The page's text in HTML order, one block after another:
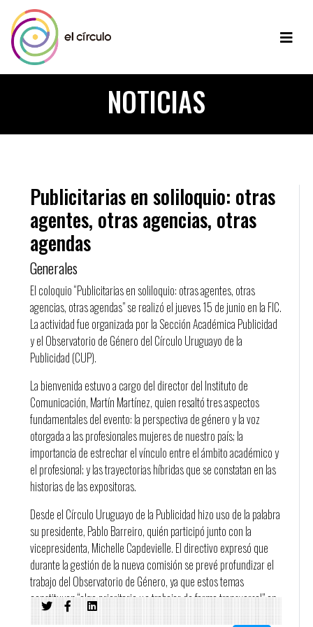
NOTICIAS
Publicitarias en soliloquio: otras
agentes, otras agencias, otras
agendas
Generales
El coloquio “Publicitarias en soliloquio: otras agentes, otras
agencias, otras agendas” se realizó el jueves 15 de junio en la FIC.
La actividad fue organizada por la Sección Académica Publicidad
y el Observatorio de Género del Círculo Uruguayo de la
Publicidad (CUP).
La bienvenida estuvo a cargo del director del Instituto de
Comunicación, Martín Martínez, quien resaltó tres aspectos
fundamentales del evento: la perspectiva de género y la voz
otorgada a las profesionales mujeres de nuestro país; la
importancia de estrechar el vínculo entre el ámbito académico y
el profesional; y las trayectorias híbridas que se constatan en las
historias de las expositoras.
Desde el Círculo Uruguayo de la Publicidad hizo uso de la palabra
su presidente, Pablo Barreiro, quién participó junto con la
vicepresidenta, Michelle Capdevielle. El directivo expresó que
durante la gestión de la nueva comisión se prevé profundizar el
trabajo del Observatorio de Género, ya que estos temas
constituyen “algo prioritario y a trabajar de forma transversal” en
el Círculo.